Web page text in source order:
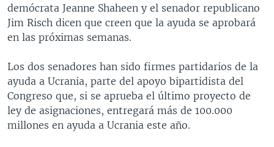
demócrata Jeanne Shaheen y el senador republicano
Jim Risch dicen que creen que la ayuda se aprobará
en las próximas semanas.
Los dos senadores han sido firmes partidarios de la
ayuda a Ucrania, parte del apoyo bipartidista del
Congreso que, si se aprueba el último proyecto de
ley de asignaciones, entregará más de 100.000
millones en ayuda a Ucrania este año.